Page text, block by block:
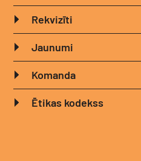
Rekvizīti
Jaunumi
Komanda
Ētikas kodekss